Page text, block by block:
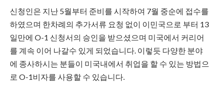
신청인은 지난 5월부터 준비를 시작하여 7월 중순에 접수를
하였으며 한차례의 추가서류 요청 없이 이민국으로 부터 13
일만에 O-1 신청서의 승인을 받으셨으며 미국에서 커리어
를 계속 이어 나갈수 있게 되었습니다. 이렇듯 다양한 분야
에 종사하시는 분들이 미국내에서 취업을 할 수 있는 방법으
로 O-1비자를 사용할 수 있습니다.